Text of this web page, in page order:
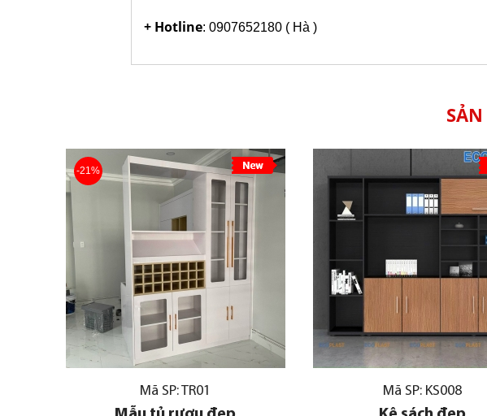
+ Hotline: 0907652180 ( Hà )
Mã SP: TR01
-21%
Mã SP: KS008